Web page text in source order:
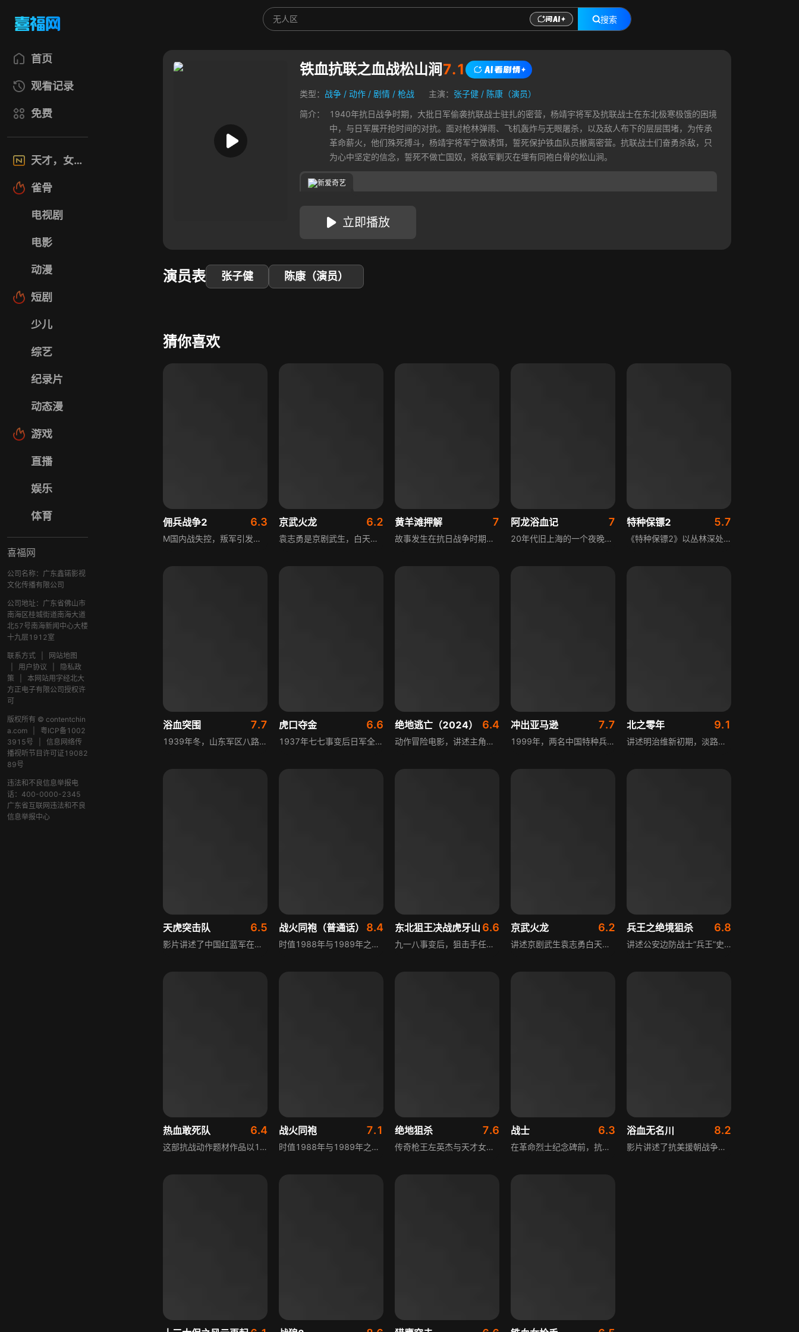
搜索
首页
观看记录
免费
天才，女友
雀骨
电视剧
电影
动漫
短剧
少儿
综艺
纪录片
动态漫
游戏
直播
娱乐
体育
喜福网
公司名称：广东鑫锘影视
文化传播有限公司
公司地址：广东省佛山市
南海区桂城街道南海大道
北57号南海新闻中心大楼
十九层1912室
联系方式
网站地图
用户协议
隐私政
策
本网站用字经北大
方正电子有限公司授权许
可
版权所有 © contentchin
a.com
粤ICP备1002
3915号
信息网络传
播视听节目许可证19082
89号
违法和不良信息举报电
话：400-0000-2345
广东省互联网违法和不良
信息举报中心
铁血抗联之血战松山涧7.1
类型： 战争 / 动作 / 剧情 / 枪战 主演： 张子健 / 陈康（演员）
简介：
1940年抗日战争时期，大批日军偷袭抗联战士驻扎的密营，杨靖宇将军及抗联战士在东北极寒极饿的困境
中，与日军展开抢时间的对抗。面对枪林弹雨、飞机轰炸与无眼屠杀，以及敌人布下的层层围堵，为传承
革命薪火，他们殊死搏斗，杨靖宇将军宁做诱饵，誓死保护铁血队员撤离密营。抗联战士们奋勇杀敌，只
为心中坚定的信念，誓死不做亡国奴，将敌军剿灭在埋有同袍白骨的松山涧。
新爱奇艺
立即播放
演员表 张子健 陈康（演员）
猜你喜欢
佣兵战争2 6.3
M国内战失控，叛军引发种族屠杀，联合国未授权军事干预，子安率雇佣兵小队受委托深入叛军腹地，寻找红十字医疗小组的凌月医生并送其到安全地点。小队血战丛林赶到驻地后，凌月坚持要带70位难民一同离开，子安等人需在任务为重的原则与道德间抉择，还未决定新危机便迅速到来。
京武火龙 6.2
袁志勇是京剧武生，白天唱戏隐藏身份，晚上化身火龙大侠配合抗日游击队，军民团结一心抗日。他操着京腔，用幽默诙谐的语言与日本人斗智斗勇，总能转败为胜。他武功超群，常只身潜入日本军统区杀敌、解救同胞。因在东北抗日杀死日本军部要员，他隐姓埋名逃亡到荔波，中野樱子到荔波追查寻仇，两人殊死搏斗，袁志勇战胜六武士，樱子逃走。
黄羊滩押解 7
故事发生在抗日战争时期的大西北，八路军某独立营营长罗万山英勇善战，日军多次交手都占不到便宜，无奈之下决定诱降、收买罗万山。罗万山将计就计，设下圈套歼灭日军一个小队。就在独立营召开庆功大会之时，上级政治部韩副科长突然策马赶来，当众下了罗万山的枪。
阿龙浴血记 7
20年代旧上海的一个夜晚，青年工人赵志龙因参加罢工，被国民党军警杀害，一时间同房成了灵堂。新婚妻子阿英悲痛欲绝。然而更使阿英担心的是师弟阿龙生性刚烈，继而如仇，师兄的惨死他不会善罢甘休。阿龙果然回来暗杀了国民党的人而遭到了警方的追捕。阿英巧妙地骗过盘查，救出阿龙，他师傅请师刘云甫协助他们报仇。刘云甫却被青帮收买干一些伤天害理的事情。阿龙和阿英最后不但没有报仇成功，还都由于青帮的收买而惨死于昔日好友的手中。
特种保镖2 5.7
《特种保镖2》以丛林深处无人区的秘密兵工厂为故事据点，讲述了一支训练有素的佣兵小队因接到特殊任务，前往这片荒无人烟、危险重重的区域执行行动。当他们抵达目标工厂后，竟遭遇了一群刀枪不入的“不死军队”的包围，小队全员瞬间陷入生死危机，但他们并未退缩，而是凭借着专业的素养和顽强的意志，在绝境中展开了一场浴血奋战的故事。
浴血突围 7.7
1939年冬，山东军区八路军某团被日军铁壁合围，特务连伤亡过半，强攻三大殿阵，以集结号为令掩护主力突围，誓死不退。连长刘尚智带领48名战士绝地反击，与日军展开殊死搏斗，打退日军数次进攻，最终挫败日军阴谋，48名战士全部壮烈牺牲，无一生还，用生命诠释了军人的忠诚与担当。
虎口夺金 6.6
1937年七七事变后日军全面侵华，大肆掠夺中国黄金等战略资源充当军费。八路军胶东军区战士与猎人俞洞锋等百姓携手，浴血奋战历经千辛万苦，开启千里运金的征程，与日本侵略者展开旷日持久的生死搏杀，最终成功将黄金运送到延安党中央，有力支援了全国抗战。
绝地逃亡（2024） 6.4
动作冒险电影，讲述主角查靖与曾共患难、情同手足的队友托尼古、索尔、毒蛇等人的故事，后来查靖与托尼古产生分歧，托尼古心生恨意，在一次任务中欲陷害查靖，影片通过正邪斗争展现查靖的正义之心与不畏艰险拯救他人的舍我其谁的勇气。
冲出亚马逊 7.7
1999年，两名中国特种兵远赴拉美的亚马逊河流域，进入猎人学校接受极端严苛的国际特种兵训练。学校淘汰率高达六成，他们面临真子弹穿梭、饥饿训练等接近生理极限的考验，连校医都对训练方式提出抗议。最终在匪徒袭击学校、绑架校医的危机中，二人凭借智慧与勇气成功解围，为中国军人赢得荣誉，本片根据真实事迹改编。
北之零年 9.1
讲述明治维新初期，淡路的稻田家遵循新政府命令移居北海道，在恶劣环境中努力开垦，废藩置县政策传来后，家臣小松原带领大家接受命运，决心建立新家园，小松原为寻水稻前往札幌未归，妻子志乃带女儿寻找，大雪中体力不支倒下，五年后志乃经营牧马场，政府征马用于战争，前来的官员竟是改名换姓的小松原，志乃以妻子之礼相待，小松原却已组建新家庭。
天虎突击队 6.5
影片讲述了中国红蓝军在无人化作战与现代电子战背景下的激烈对抗故事。红军特种作战小队“天虎突击队”在执行侦察任务时，意外陷入蓝军的重重包围。在队友信任危机加剧、通讯设备受损、敌军利用多维战术占据优势的情况下，天虎突击队的成员们面临着巨大的考验。他们能否化解内部矛盾，突破重重困境，成功突袭并摧毁蓝军的无人作战中心，完成任务，成为了这场对抗中的关键。
战火同袍（普通话） 8.4
时值1988年与1989年之交，苏阿战争即将结束，苏维埃社会主义共和国联盟陆续从阿富汗撤军。然而，飞行员亚历山大，苏军将领瓦西里耶夫的儿子，在一次飞机失事中被穆斯林游击队虏获。因此，在回到阔别已久的家乡之前，108摩托化步兵师还需要完成最后一项任务：救回将军的儿子。影片改编自真实故事，讲述了一段尘封的历史，聚焦于当年苏方经萨郎山口勇敢而悲剧性的撤军行动，展现出战时的恐惧、危险，以及战争中人性的复杂程度。
东北狙王决战虎牙山 6.6
九一八事变后，狙击手任天行带领抗日志愿军伏击日军夜战中全部阵亡，他重伤被土匪救起，心灰意冷过土匪生活，直到白鸽晓以民族大义将其唤醒。任天行与白鸽组成抗日小分队，欲刺杀日军病毒专家，计划被发现，日军活体实验阴谋显露，他还收到日本狙击手战书，虎牙山硝烟四起，顶级狙击手将决一死战。
京武火龙 6.2
讲述京剧武生袁志勇白天唱戏隐藏身份，夜晚化身火龙大侠，配合抗日游击队，用京腔幽默与日本人斗智斗勇，多次转败为胜。他武功超群，常只身潜入日军区杀敌、解救同胞，因在东北抗日杀死日本军部中野樱子父兄等要员，踏上逃亡抗日之路，落脚荔波。樱子到荔波追查寻仇，两人殊死搏斗，袁志勇战胜六武士，樱子逃走。
兵王之绝境狙杀 6.8
讲述公安边防战士“兵王”史建国，在抓捕越境毒枭、营救化学专家时中枪落水失忆，流落他国被贫民女孩阿水救起，成为普通渔民。他受记忆中中枪女孩的梦魇困扰，寻记忆时发现自己给阿水一家带来灾难，阿水被贩毒集团绑架，他毅然重新拿起狙击枪，与毒贩决一死战。
热血敢死队 6.4
这部抗战动作题材作品以1936年冬为背景，讲述了抗联战士的热血故事。抗联战士刘文泽等人于林海雪原伏击日军，欲夺回被窃国宝，却发现是赝品。他们与渡边一郎部周旋，多名战友牺牲，后在情报员老吴、僧人观空协助下找到地宫。最终众人与日军激战殉国，而他们用生命守护的国宝，50年后在般若寺遗址重现，展现了抗联战士的英勇无畏与家国情怀。
战火同袍 7.1
时值1988年与1989年之交，苏阿战争即将结束，苏维埃社会主义共和国联盟陆续从阿富汗撤军。然而，飞行员亚历山大，苏军将领瓦西里耶夫的儿子，在一次飞机失事中被穆斯林游击队虏获。因此，在回到阔别已久的家乡之前，108摩托化步兵师还需要完成最后一项任务：救回将军的儿子。影片改编自真实故事，讲述了一段尘封的历史，聚焦于当年苏方经萨郎山口勇敢而悲剧性的撤军行动，展现出战时的恐惧、危险，以及战争中人性的复杂程度。
绝地狙杀 7.6
传奇枪王左英杰与天才女狙击手凌凤组成搭档，令敌军闻风丧胆，二人狙杀日军狙击高手、团灭小分队，救出掌握扭转抗日战局机密的情报专家；双狙搭档临危受命，率9人护送队展开48小时紧急转移，突破重重封锁后，却被日军部队包围，陷入绝境。
战士 6.3
在革命烈士纪念碑前，抗战老兵王二回忆起了自己曾经的前辈、导师及战友。战火纷飞的年代，侵华日军的铁蹄踏到了王二所在的村子，十五六岁的他胆小懦弱、无依无靠，在炮火中无所适从，直到一个八路军的班解救了他。他就此结识了赵真、张鹏等一众战友，这个班因解救王二与大部队失散，他们带着王二在日军封锁区艰难寻队，在战火洗礼中突破自我。
浴血无名川 8.2
影片讲述了抗美援朝战争时期，我国志愿军三排排长孟大关临危受命，带领小队前去解救被困敌后的侦察排，经历了一系列艰难险阻，三排与“杜神枪”杜川带领的侦察排成功汇合。为了避免大部队更大伤亡，孟大关与杜川在危急关头果断决定困死无法补充供给的敌方重炮营，一次次小规模战斗在这个无名水川暗暗展开，展现了志愿军战士的英勇无畏与家国情怀。